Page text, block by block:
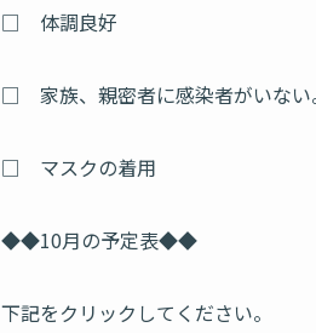
□ 体調良好
□ 家族、親密者に感染者がいない
□ マスクの着用
◆◆10月の予定表◆◆
下記をクリックしてください。